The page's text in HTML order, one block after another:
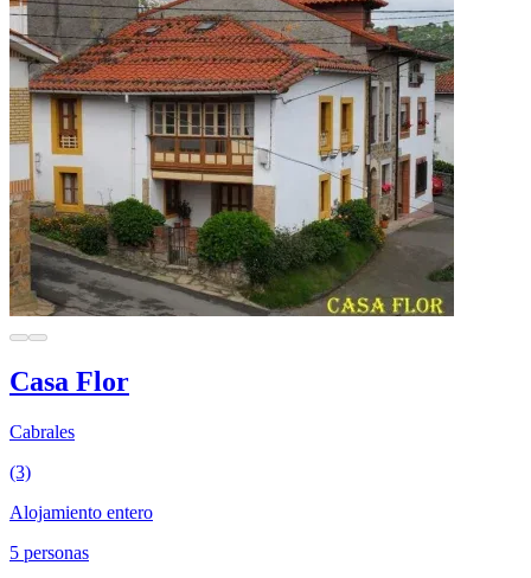
Casa Flor
Cabrales
(3)
Alojamiento entero
5 personas